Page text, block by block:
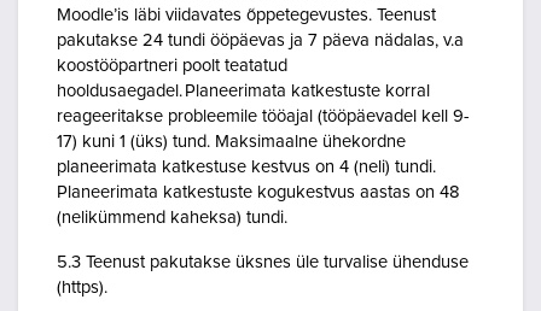
Moodle’is läbi viidavates õppetegevustes. Teenust
pakutakse 24 tundi ööpäevas ja 7 päeva nädalas, v.a
koostööpartneri poolt teatatud
hooldusaegadel. Planeerimata katkestuste korral
reageeritakse probleemile tööajal (tööpäevadel kell 9-
17) kuni 1 (üks) tund. Maksimaalne ühekordne
planeerimata katkestuse kestvus on 4 (neli) tundi.
Planeerimata katkestuste kogukestvus aastas on 48
(nelikümmend kaheksa) tundi.
5.3 Teenust pakutakse üksnes üle turvalise ühenduse
(https).